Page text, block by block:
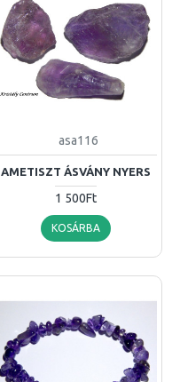
asa116
AMETISZT ÁSVÁNY NYERS
1 500Ft
KOSÁRBA